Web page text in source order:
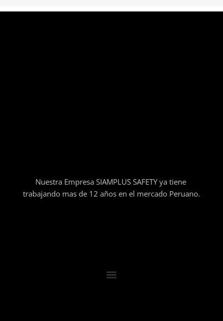
Nuestra Empresa SIAMPLUS SAFETY ya tiene
trabajando mas de 12 años en el mercado Peruano.